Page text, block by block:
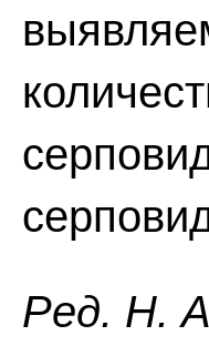
Ред. Н.